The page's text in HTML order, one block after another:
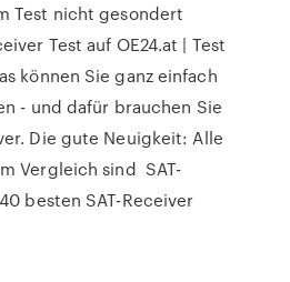
Test nicht gesondert
Test auf OE24.at | Test
können Sie ganz einfach
- und dafür brauchen Sie
Die gute Neuigkeit: Alle
Vergleich sind SAT-
besten SAT-Receiver